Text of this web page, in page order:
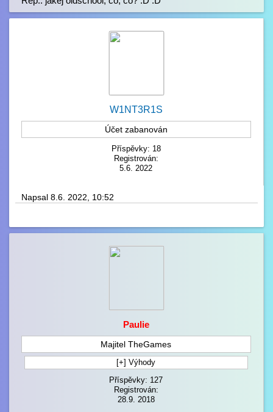
W1NT3R1S
Účet zabanován
Příspěvky: 18
Registrován:
5.6. 2022
Napsal 8.6. 2022, 10:52
Paulie
Majitel TheGames
[+] Výhody
Příspěvky: 127
Registrován:
28.9. 2018